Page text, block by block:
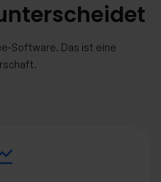
Software. Das ist eine